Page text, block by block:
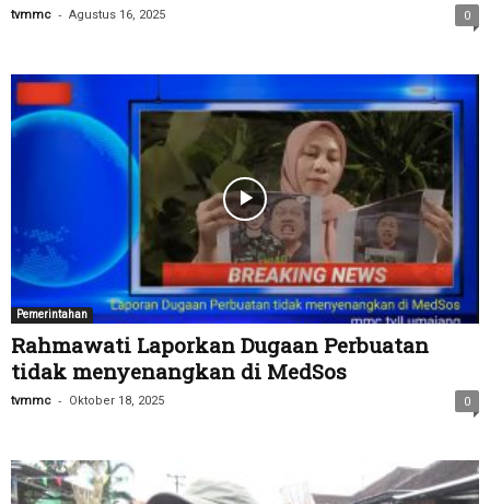
tvmmc - Agustus 16, 2025 0
Pemerintahan
Rahmawati Laporkan Dugaan Perbuatan
tidak menyenangkan di MedSos
tvmmc - Oktober 18, 2025 0